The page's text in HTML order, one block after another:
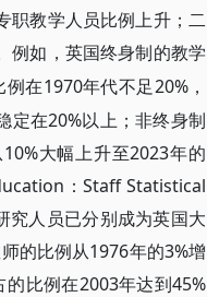
职教学人员比例上升；二
例如，英国终身制的教学
在1970年代不足20%，
定在20%以上；非终身制
大幅上升至2023年的
：Staff Statistical
究人员已分别成为英国大
的比例从1976年的3%增
比例在2003年达到45%